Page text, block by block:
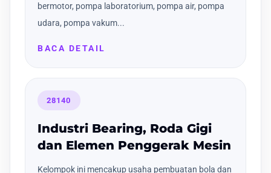
bermotor, pompa laboratorium, pompa air, pompa
udara, pompa vakum...
BACA DETAIL
28140
Industri Bearing, Roda Gigi
dan Elemen Penggerak Mesin
Kelompok ini mencakup usaha pembuatan bola dan